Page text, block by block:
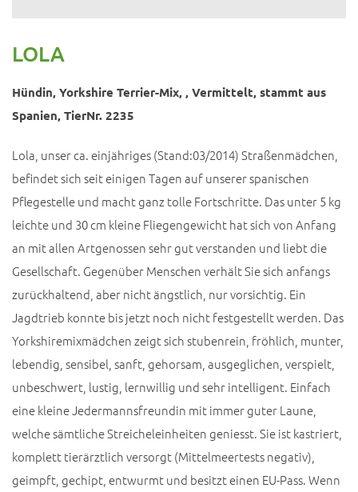
LOLA
Hündin, Yorkshire Terrier-Mix, , Vermittelt, stammt aus
Spanien, TierNr. 2235
Lola, unser ca. einjähriges (Stand:03/2014) Straßenmädchen,
befindet sich seit einigen Tagen auf unserer spanischen
Pflegestelle und macht ganz tolle Fortschritte. Das unter 5 kg
leichte und 30 cm kleine Fliegengewicht hat sich von Anfang
an mit allen Artgenossen sehr gut verstanden und liebt die
Gesellschaft. Gegenüber Menschen verhält Sie sich anfangs
zurückhaltend, aber nicht ängstlich, nur vorsichtig. Ein
Jagdtrieb konnte bis jetzt noch nicht festgestellt werden. Das
Yorkshiremixmädchen zeigt sich stubenrein, fröhlich, munter,
lebendig, sensibel, sanft, gehorsam, ausgeglichen, verspielt,
unbeschwert, lustig, lernwillig und sehr intelligent. Einfach
eine kleine Jedermannsfreundin mit immer guter Laune,
welche sämtliche Streicheleinheiten geniesst. Sie ist kastriert,
komplett tierärztlich versorgt (Mittelmeertests negativ),
geimpft, gechipt, entwurmt und besitzt einen EU-Pass. Wenn